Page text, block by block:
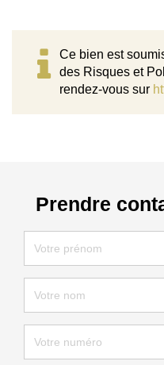
Ce bien est
des Risques et
rendez-vous sur
Prendre